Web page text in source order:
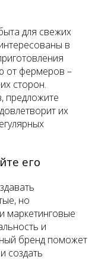
для свежих
в
от фермеров –
сторон.
предложите
их
его
но
маркетинговые
и
бренд поможет
создать